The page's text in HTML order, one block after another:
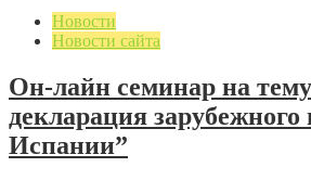
Новости
Новости сайта
Он-лайн семинар на
декларация
Испании”